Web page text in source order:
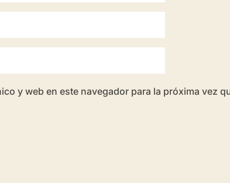
y web en este navegador para la próxima vez